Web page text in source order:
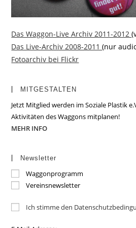
Das Waggon-Live Archiv 2011-2012
Das Live-Archiv 2008-2011(nur
Fotoarchiv bei Flickr
MITGESTALTEN
Jetzt Mitglied werden im Soziale Plastik
Aktivitäten des Waggons mitplanen!
MEHR INFO
Newsletter
Waggonprogramm
Vereinsnewsletter
Ich stimme den